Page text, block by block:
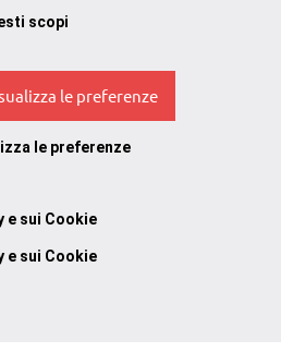
scopi
le preferenze
le preferenze
e sui Cookie
e sui Cookie